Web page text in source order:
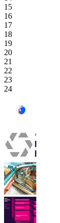
15
16
17
18
19
20
21
22
23
24